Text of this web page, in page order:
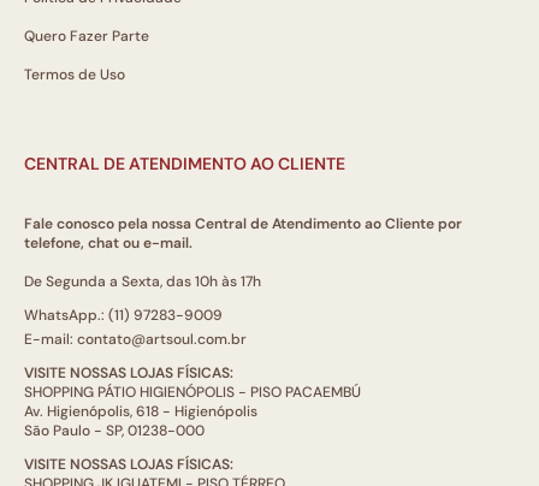
Quero Fazer Parte
Termos de Uso
CENTRAL DE ATENDIMENTO AO CLIENTE
Fale conosco pela nossa Central de Atendimento ao Cliente por
telefone, chat ou e-mail.
De Segunda a Sexta, das 10h às 17h
WhatsApp.: (11) 97283-9009
E-mail: contato@artsoul.com.br
VISITE NOSSAS LOJAS FÍSICAS:
SHOPPING PÁTIO HIGIENÓPOLIS - PISO PACAEMBÚ
Av. Higienópolis, 618 - Higienópolis
São Paulo - SP, 01238-000
VISITE NOSSAS LOJAS FÍSICAS: